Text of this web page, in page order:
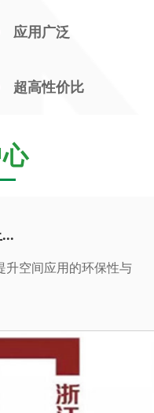
应用广泛
超高性价比
升空间应用的环保性与